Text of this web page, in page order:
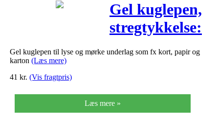
Gel kuglepen,
stregtykkelse:
0,8 mm, hvid,
Gel kuglepen til lyse og mørke underlag som fx kort, papir og
karton (Læs mere)
41 kr. (Vis fragtpris)
Læs mere »